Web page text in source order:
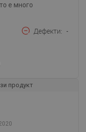
е много
Дефекти -
продукт